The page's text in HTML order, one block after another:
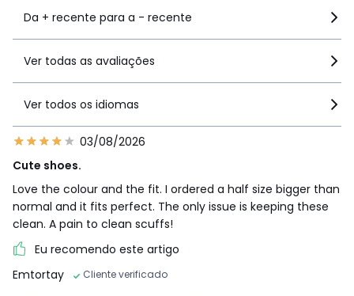
Da + recente para a - recente
Ver todas as avaliações
Ver todos os idiomas
03/08/2026
Cute shoes.
Love the colour and the fit. I ordered a half size bigger than
normal and it fits perfect. The only issue is keeping these
clean. A pain to clean scuffs!
Eu recomendo este artigo
Emtortay
Cliente verificado